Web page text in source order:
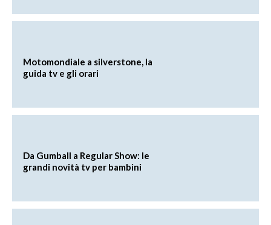
Motomondiale a silverstone, la
guida tv e gli orari
Da Gumball a Regular Show: le
grandi novità tv per bambini